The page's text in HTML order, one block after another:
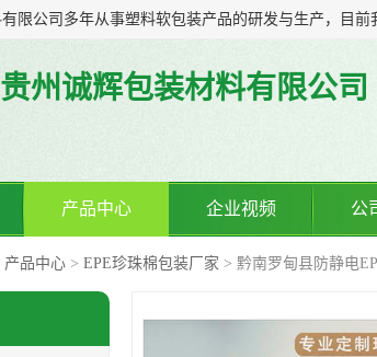
贵州诚辉包装材料有限公司
产品中心 企业视频 公
产品中心 > EPE珍珠棉包装厂家 > 黔南罗甸县防静电